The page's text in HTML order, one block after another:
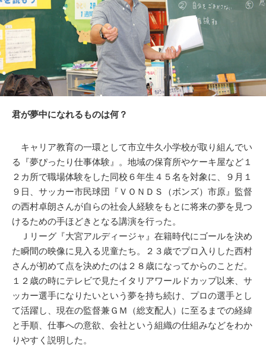
君が夢中になれるものは何？
キャリア教育の一環として市立牛久小学校が取り組んでい
る『夢ぴったり仕事体験』。地域の保育所やケーキ屋など１
２カ所で職場体験をした同校６年生４５名を対象に、９月１
９日、サッカー市民球団『ＶＯＮＤＳ（ボンズ）市原』監督
の西村卓朗さんが自らの社会人経験をもとに将来の夢を見つ
けるための手ほどきとなる講演を行った。
Ｊリーグ『大宮アルディージャ』在籍時代にゴールを決め
た瞬間の映像に見入る児童たち。２３歳でプロ入りした西村
さんが初めて点を決めたのは２８歳になってからのことだ。
１２歳の時にテレビで見たイタリアワールドカップ以来、サ
ッカー選手になりたいという夢を持ち続け、プロの選手とし
て活躍し、現在の監督兼ＧＭ（総支配人）に至るまでの経緯
と手順、仕事への意欲、会社という組織の仕組みなどをわか
りやすく説明した。